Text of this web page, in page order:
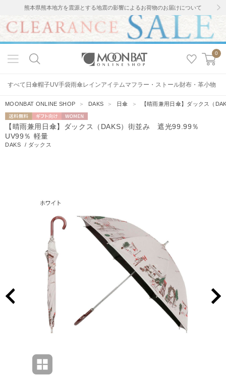
熊本県熊本地方を震源とする地震の影響によるお荷物のお届けについて
0
すべて 日傘帽子UV手袋雨傘レインアイテムマフラー・ストール財布・革小物
MOONBAT ONLINE SHOP ＞ DAKS ＞ 日傘 ＞ 【晴雨兼用日傘】ダックス（
送料無料 ギフト向
け
WOMEN
【晴雨兼用日傘】ダックス（DAKS）街並み 遮光99.99％
UV99％ 軽量
DAKS / ダックス